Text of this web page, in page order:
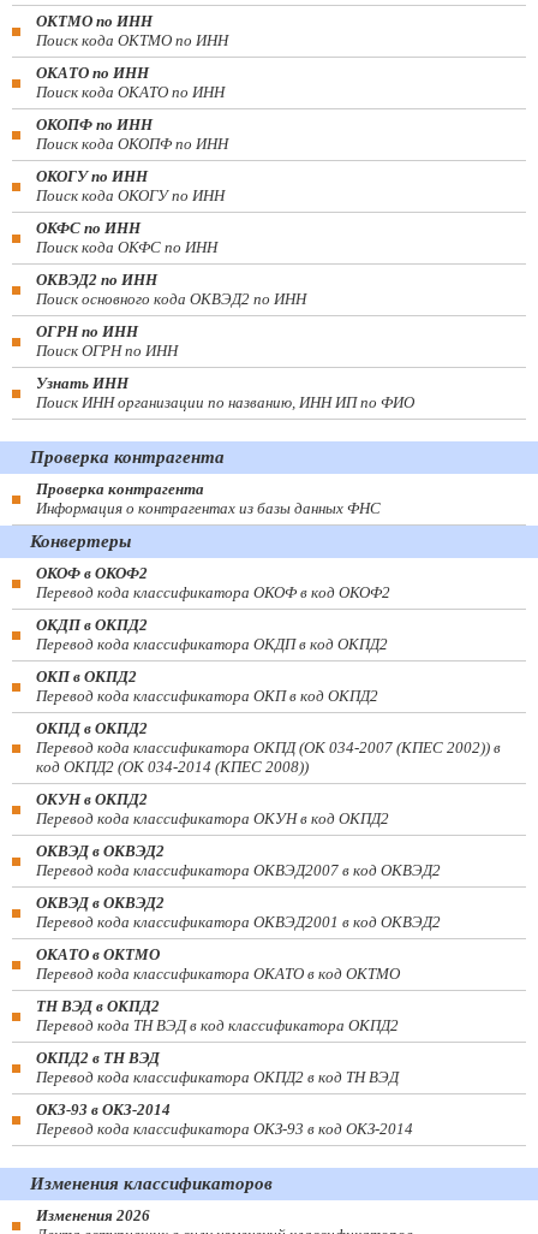
ОКТМО по ИНН
Поиск кода ОКТМО по ИНН
ОКАТО по ИНН
Поиск кода ОКАТО по ИНН
ОКОПФ по ИНН
Поиск кода ОКОПФ по ИНН
ОКОГУ по ИНН
Поиск кода ОКОГУ по ИНН
ОКФС по ИНН
Поиск кода ОКФС по ИНН
ОКВЭД2 по ИНН
Поиск основного кода ОКВЭД2 по ИНН
ОГРН по ИНН
Поиск ОГРН по ИНН
Узнать ИНН
Поиск ИНН организации по названию, ИНН ИП по ФИО
Проверка контрагента
Проверка контрагента
Информация о контрагентах из базы данных ФНС
Конвертеры
ОКОФ в ОКОФ2
Перевод кода классификатора ОКОФ в код ОКОФ2
ОКДП в ОКПД2
Перевод кода классификатора ОКДП в код ОКПД2
ОКП в ОКПД2
Перевод кода классификатора ОКП в код ОКПД2
ОКПД в ОКПД2
Перевод кода классификатора ОКПД (ОК 034-2007 (КПЕС 2002)) в
код ОКПД2 (ОК 034-2014 (КПЕС 2008))
ОКУН в ОКПД2
Перевод кода классификатора ОКУН в код ОКПД2
ОКВЭД в ОКВЭД2
Перевод кода классификатора ОКВЭД2007 в код ОКВЭД2
ОКВЭД в ОКВЭД2
Перевод кода классификатора ОКВЭД2001 в код ОКВЭД2
ОКАТО в ОКТМО
Перевод кода классификатора ОКАТО в код ОКТМО
ТН ВЭД в ОКПД2
Перевод кода ТН ВЭД в код классификатора ОКПД2
ОКПД2 в ТН ВЭД
Перевод кода классификатора ОКПД2 в код ТН ВЭД
ОКЗ-93 в ОКЗ-2014
Перевод кода классификатора ОКЗ-93 в код ОКЗ-2014
Изменения классификаторов
Изменения 2026